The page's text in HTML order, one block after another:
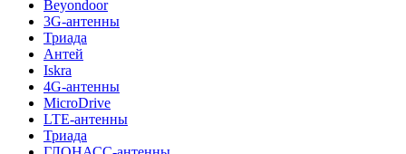
Beyondoor
3G-антенны
Триада
Антей
Iskra
4G-антенны
MicroDrive
LTE-антенны
Триада